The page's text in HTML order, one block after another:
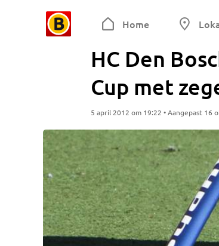
Home
HC Den
Cup met
5 april 2012 om 19:22 • Aangepast 16